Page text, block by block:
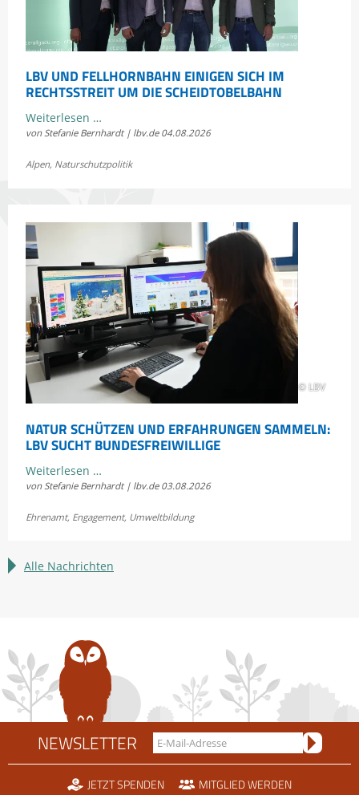
LBV UND FELLHORNBAHN EINIGEN SICH IM
RECHTSSTREIT UM DIE SCHEIDTOBELBAHN
Weiterlesen …LBV
und
einigen
die
Scheidtobelbahn
von Stefanie Bernhardt | lbv.de 04.08.2026
Alpen, Naturschutzpolitik
© LBV
NATUR SCHÜTZEN UND ERFAHRUNGEN SAMMELN:
LBV SUCHT BUNDESFREIWILLIGE
Weiterlesen …
schützen
Erfahrungen
LBV
von Stefanie Bernhardt | lbv.de 03.08.2026
Ehrenamt, Engagement, Umweltbildung
Alle Nachrichten
NEWSLETTER
JETZT SPENDEN MITGLIED WERDEN